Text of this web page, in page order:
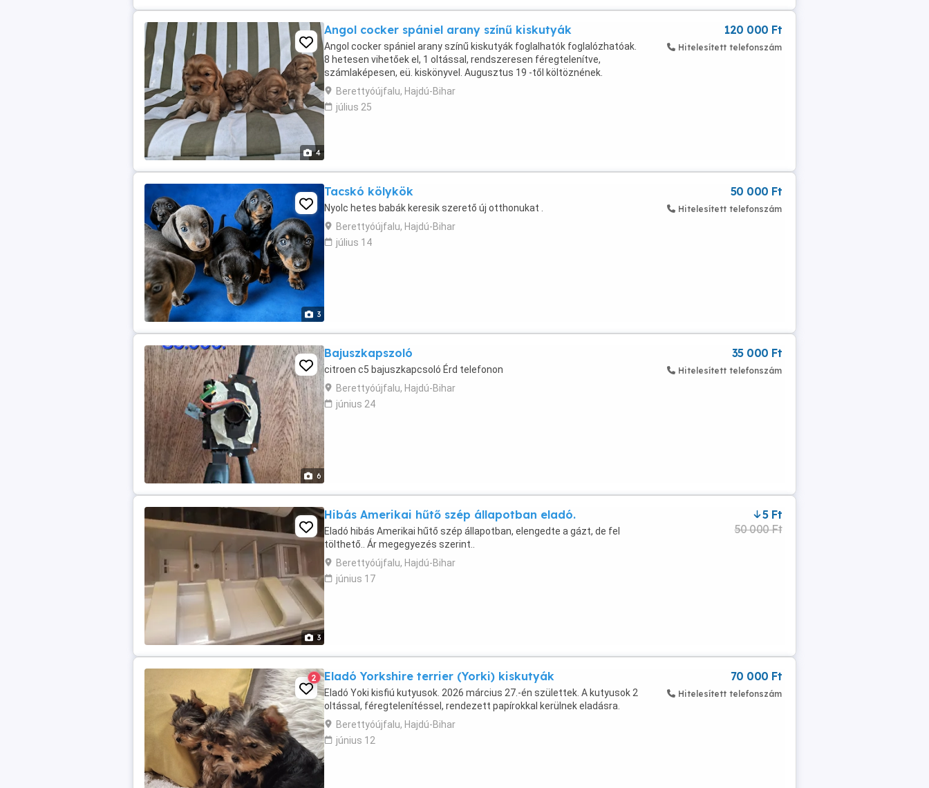
4
Angol cocker spániel arany színű kiskutyák
Angol cocker spániel arany színű kiskutyák foglalhatók foglalózhatóak.
8 hetesen vihetőek el, 1 oltással, rendszeresen féregtelenítve,
számlaképesen, eü. kiskönyvel. Augusztus 19 -től költöznének.
Berettyóújfalu, Hajdú-Bihar
július 25
120 000 Ft
Hitelesített telefonszám
3
Tacskó kölykök
Nyolc hetes babák keresik szerető új otthonukat .
Berettyóújfalu, Hajdú-Bihar
július 14
50 000 Ft
Hitelesített telefonszám
6
Bajuszkapszoló
citroen c5 bajuszkapcsoló Érd telefonon
Berettyóújfalu, Hajdú-Bihar
június 24
35 000 Ft
Hitelesített telefonszám
3
Hibás Amerikai hűtő szép állapotban eladó.
Eladó hibás Amerikai hűtő szép állapotban, elengedte a gázt, de fel
tölthető.. Ár megegyezés szerint..
Berettyóújfalu, Hajdú-Bihar
június 17
5 Ft
50 000 Ft
2 Eladó Yorkshire terrier (Yorki) kiskutyák
Eladó Yoki kisfiú kutyusok. 2026 március 27.-én születtek. A kutyusok 2
oltással, féregtelenítéssel, rendezett papírokkal kerülnek eladásra.
Berettyóújfalu, Hajdú-Bihar
június 12
70 000 Ft
Hitelesített telefonszám